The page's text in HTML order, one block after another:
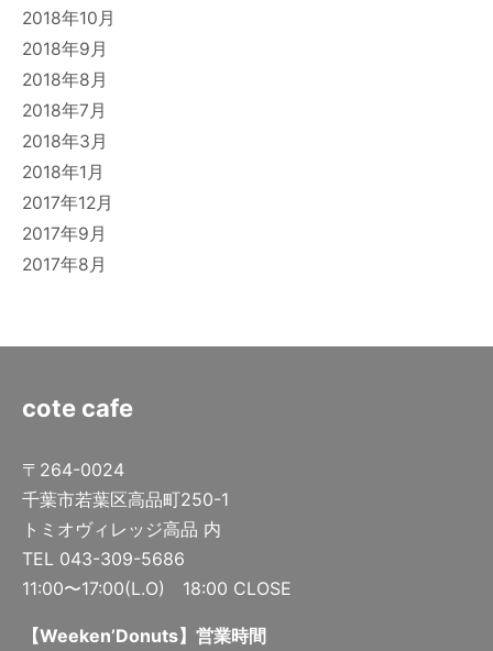
2018年10月
2018年9月
2018年8月
2018年7月
2018年3月
2018年1月
2017年12月
2017年9月
2017年8月
cote cafe
〒264-0024
千葉市若葉区高品町250-1
トミオヴィレッジ高品 内
TEL 043-309-5686
11:00〜17:00(L.O) 18:00 CLOSE
【Weeken’Donuts】営業時間